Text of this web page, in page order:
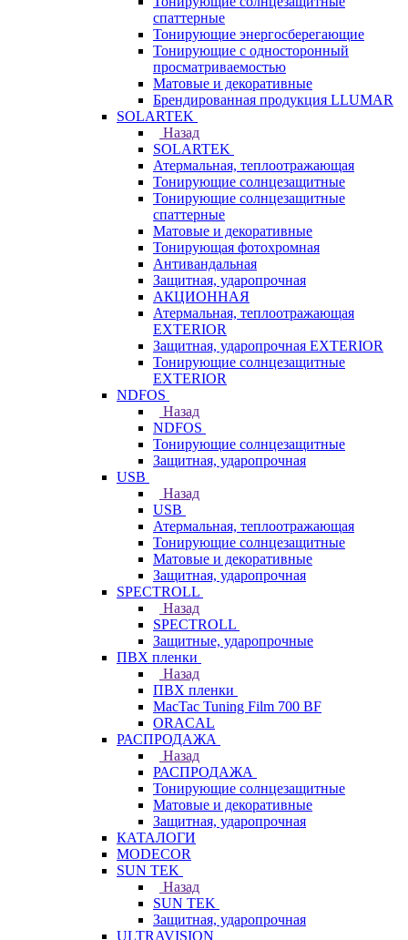
спаттерные
Тонирующие энергосберегающие
Тонирующие с односторонный
просматриваемостью
Матовые и декоративные
Брендированная продукция LLUMAR
SOLARTEK
Назад
SOLARTEK
Атермальная, теплоотражающая
Тонирующие солнцезащитные
Тонирующие солнцезащитные
спаттерные
Матовые и декоративные
Тонирующая фотохромная
Антивандальная
Защитная, ударопрочная
АКЦИОННАЯ
Атермальная, теплоотражающая
EXTERIOR
Защитная, ударопрочная EXTERIOR
Тонирующие солнцезащитные
EXTERIOR
NDFOS
Назад
NDFOS
Тонирующие солнцезащитные
Защитная, ударопрочная
USB
Назад
USB
Атермальная, теплоотражающая
Тонирующие солнцезащитные
Матовые и декоративные
Защитная, ударопрочная
SPECTROLL
Назад
SPECTROLL
Защитные, ударопрочные
ПВХ пленки
Назад
ПВХ пленки
MacTac Tuning Film 700 BF
ORACAL
РАСПРОДАЖА
Назад
РАСПРОДАЖА
Тонирующие солнцезащитные
Матовые и декоративные
Защитная, ударопрочная
КАТАЛОГИ
MODECOR
SUN TEK
Назад
SUN TEK
Защитная, ударопрочная
ULTRAVISION